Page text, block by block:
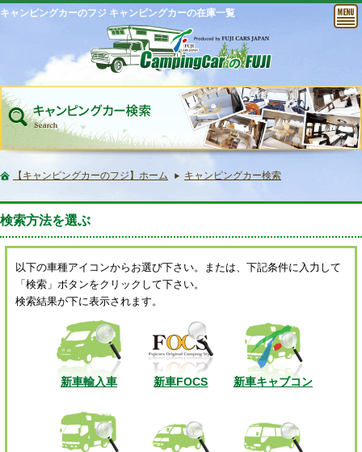
キャンピングカーのフジ キャンピングカーの在庫一覧
【キャンピングカーのフジ】ホーム キャンピングカー検索
検索方法を選ぶ
以下の車種アイコンからお選び下さい。または、下記条件に入力して
「検索」ボタンをクリックして下さい。
検索結果が下に表示されます。
新車輸入車 新車FOCS 新車キャブコン